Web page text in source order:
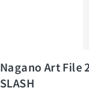
Nagano Art File
SLASH